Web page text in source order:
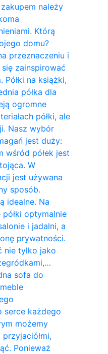
należy
Którą
domu?
przeznaczeniu i
zainspirować
Półki na książki,
półka dla
ogromne
półki, ale
Nasz wybór
jest duży:
wśród półek jest
W
jest używana
sposób.
idealne. Na
optymalnie
i jadalni, a
prywatności.
nie tylko jako
sofa do
serce każdego
możemy
Ponieważ